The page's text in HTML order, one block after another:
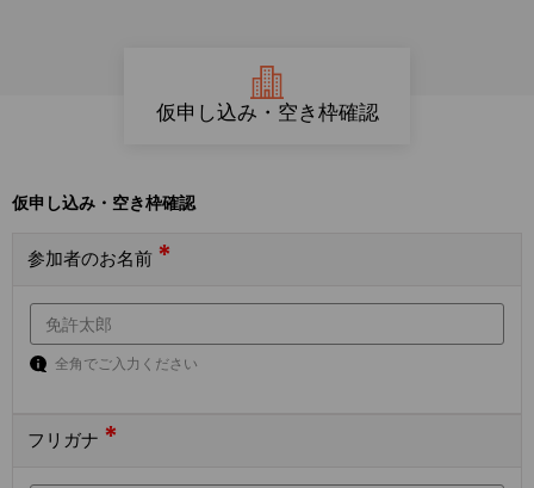
仮申し込み・空き枠確認
仮申し込み・空き枠確認
参加者のお名前 *
全角でご入力ください
フリガナ *